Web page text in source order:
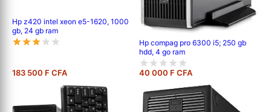
Hp z420 intel xeon e5-1620, 1000
gb, 24 gb ram
183 500 F CFA
Hp compag pro 6300 i5; 250 gb
hdd, 4 go ram
40 000 F CFA